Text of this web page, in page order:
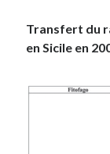
Transfert du
en Sicile en